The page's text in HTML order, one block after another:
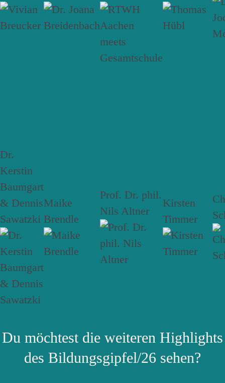
Dr.
Kerstin
Baumgart
& Dennis
Sawatzki
Maike
Brendle
Prof. Dr. phil.
Nils Altner
Kirsten
Timmer
Du möchtest die weiteren Highlights
des Bildungsgipfel/26 sehen?